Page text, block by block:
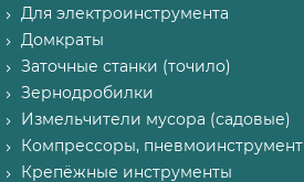
Для электроинструмента
Домкраты
Заточные станки (точило)
Зернодробилки
Измельчители мусора (садовые)
Компрессоры, пневмоинструмент
Крепёжные инструменты